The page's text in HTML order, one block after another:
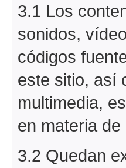
3.1 Los
sonidos,
códigos
este sitio, así
multimedia,
en materia
3.2 Quedan